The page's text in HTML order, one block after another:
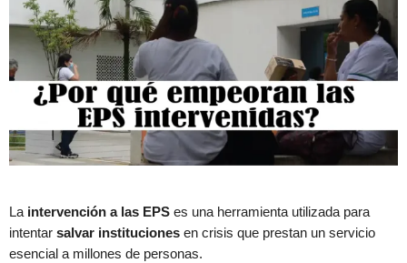
La intervención a las EPS es una herramienta utilizada para
intentar salvar instituciones en crisis que prestan un servicio
esencial a millones de personas.